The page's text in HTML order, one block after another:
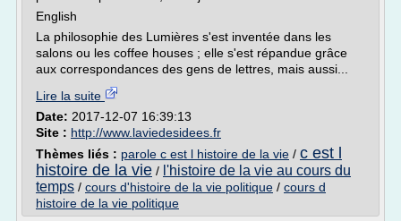
English
La philosophie des Lumières s'est inventée dans les
salons ou les coffee houses ; elle s'est répandue grâce
aux correspondances des gens de lettres, mais aussi...
Lire la suite
Date: 2017-12-07 16:39:13
Site : http://www.laviedesidees.fr
Thèmes liés : parole c est l histoire de la vie / c est l
histoire de la vie / l'histoire de la vie au cours du
temps / cours d'histoire de la vie politique / cours d
histoire de la vie politique